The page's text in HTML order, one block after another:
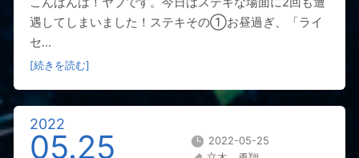
遇してしまいました！ステキその①お昼過ぎ、「ライ
セ...
[続きを読む]
2022
05.25
2022-05-25